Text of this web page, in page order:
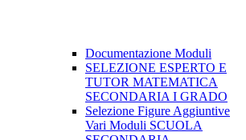
Documentazione Moduli
SELEZIONE ESPERTO E
TUTOR MATEMATICA
SECONDARIA I GRADO
Selezione Figure Aggiuntive
Vari Moduli SCUOLA